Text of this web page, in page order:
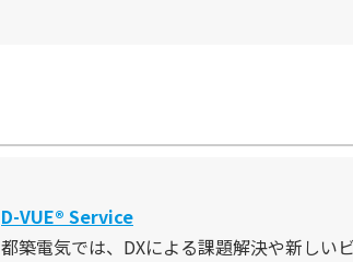
D-VUE® Service
都築電気では、DXによる課題解決や新しい